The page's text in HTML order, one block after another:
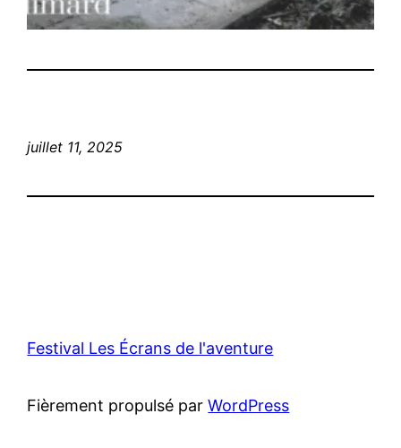
juillet 11, 2025
Festival Les Écrans de l'aventure
Fièrement propulsé parWordPress